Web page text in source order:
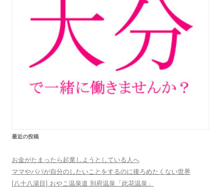
最近の投稿
お金がたまったら起業しようとしている人へ
ママやパパが自分のしたいことをするのに後ろめたくない世界
[八十八湯目] おやこ温泉道 別府温泉「此花温泉」